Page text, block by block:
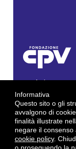
Via Gioacchino
Tel. 0444/960500 -
C.F. e P. IVA:
E-mail:
E-mail certificata
Informativa
Questo sito o gli
avvalgono di
finalità illustrate
negare il
cookie policy.